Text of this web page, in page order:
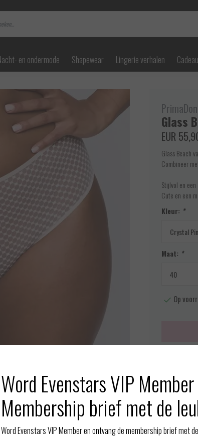
en ondermode Shapewear Lingerie verhalen
Afbeelding vergroten
Glass
EUR
Glass Beach
Combineer
Stijlvol en
Cute en een
Kleur: *
Maat: *
Op
Toevoegen
Word Evenstars VIP
Membership brief met de
Word Evenstars VIP Member en ontvang de membership brief met